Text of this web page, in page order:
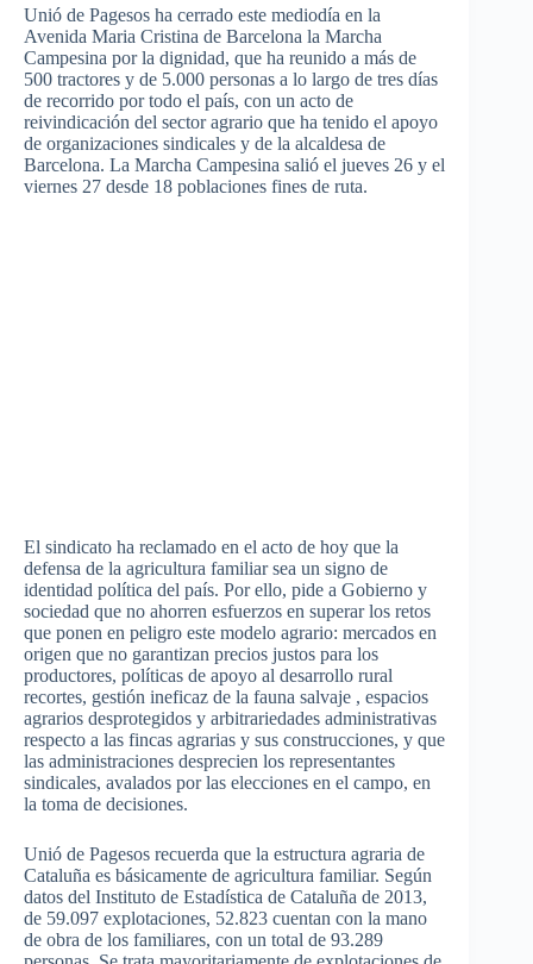
Unió de Pagesos ha cerrado este mediodía en la
Avenida Maria Cristina de Barcelona la Marcha
Campesina por la dignidad, que ha reunido a más de
500 tractores y de 5.000 personas a lo largo de tres días
de recorrido por todo el país, con un acto de
reivindicación del sector agrario que ha tenido el apoyo
de organizaciones sindicales y de la alcaldesa de
Barcelona. La Marcha Campesina salió el jueves 26 y el
viernes 27 desde 18 poblaciones fines de ruta.
El sindicato ha reclamado en el acto de hoy que la
defensa de la agricultura familiar sea un signo de
identidad política del país. Por ello, pide a Gobierno y
sociedad que no ahorren esfuerzos en superar los retos
que ponen en peligro este modelo agrario: mercados en
origen que no garantizan precios justos para los
productores, políticas de apoyo al desarrollo rural
recortes, gestión ineficaz de la fauna salvaje , espacios
agrarios desprotegidos y arbitrariedades administrativas
respecto a las fincas agrarias y sus construcciones, y que
las administraciones desprecien los representantes
sindicales, avalados por las elecciones en el campo, en
la toma de decisiones.
Unió de Pagesos recuerda que la estructura agraria de
Cataluña es básicamente de agricultura familiar. Según
datos del Instituto de Estadística de Cataluña de 2013,
de 59.097 explotaciones, 52.823 cuentan con la mano
de obra de los familiares, con un total de 93.289